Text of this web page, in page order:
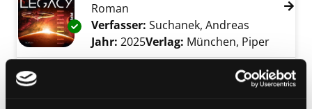
Exemplar-Details von Interspace legacy
Roman
Verfasser: Suchanek, Andreas
Jahr: 2025Verlag: München, Piper
Land of milk and honey